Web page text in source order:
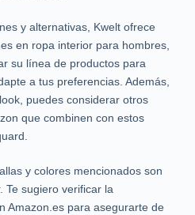
y alternativas, Kwelt ofrece
en ropa interior para hombres,
su línea de productos para
a tus preferencias. Además,
puedes considerar otros
que combinen con estos
y colores mencionados son
Te sugiero verificar la
Amazon.es para asegurarte de